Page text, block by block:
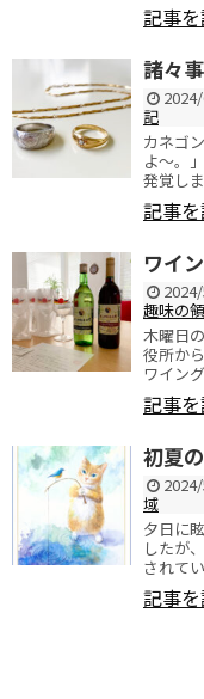
記事
諸々
記
カネゴ
よ〜。
発覚し
記事
ワイ
趣味の
木曜日
役所か
ワイン
記事
初夏
域
夕日に
したが
されて
記事